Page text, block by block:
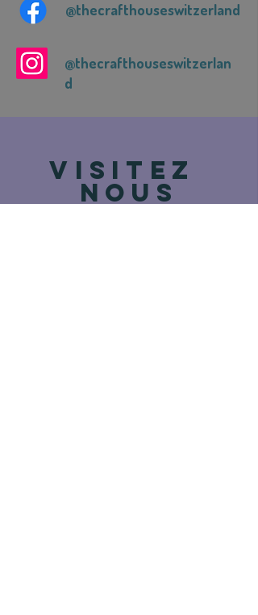
@thecrafthouseswitzerland
@thecrafthouseswitzerlan
d
VISITEZ
NOUS